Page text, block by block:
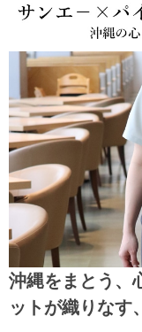
沖縄をまとう、
ットが織りなす